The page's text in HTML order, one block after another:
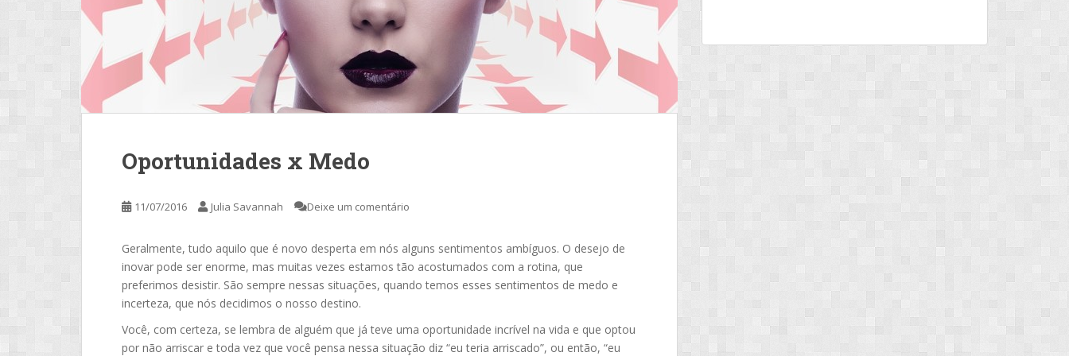
Oportunidades x Medo
11/07/2016 Julia Savannah Deixe um comentário
Geralmente, tudo aquilo que é novo desperta em nós alguns sentimentos ambíguos. O desejo de
inovar pode ser enorme, mas muitas vezes estamos tão acostumados com a rotina, que
preferimos desistir. São sempre nessas situações, quando temos esses sentimentos de medo e
incerteza, que nós decidimos o nosso destino.
Você, com certeza, se lembra de alguém que já teve uma oportunidade incrível na vida e que optou
por não arriscar e toda vez que você pensa nessa situação diz “eu teria arriscado”, ou então, “eu